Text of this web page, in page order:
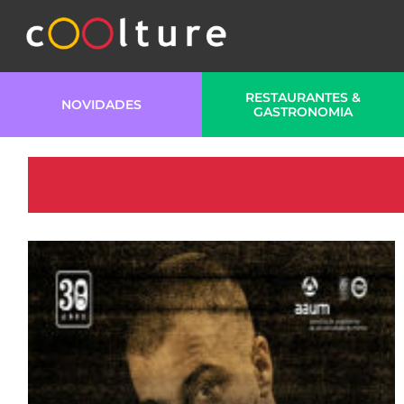
NOVIDADES
RESTAURANTES &
GASTRONOMIA